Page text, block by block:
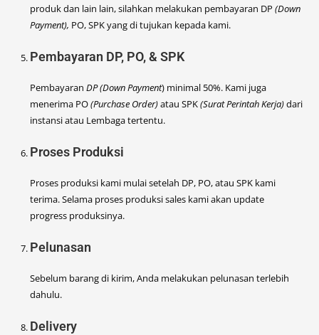
produk dan lain lain, silahkan melakukan pembayaran DP(Down
Payment), PO, SPK yang di tujukan kepada kami.
Pembayaran DP, PO, & SPK
PembayaranDP (Down Payment) minimal 50%. Kami juga
menerima PO(Purchase Order)atau SPK(Surat Perintah Kerja)dari
instansi atau Lembaga tertentu.
Proses Produksi
Proses produksi kami mulai setelah DP, PO, atau SPK kami
terima. Selama proses produksi sales kami akan update
progress produksinya.
Pelunasan
Sebelum barang di kirim, Anda melakukan pelunasan terlebih
dahulu.
Delivery